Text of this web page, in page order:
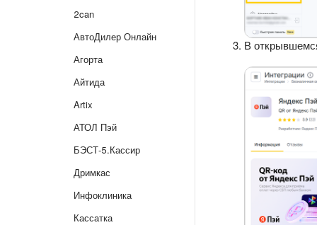
2can
АвтоДилер Онлайн
Агорта
Айтида
Artix
АТОЛ Пэй
БЭСТ-5.Кассир
Дримкас
Инфоклиника
Кассатка
В